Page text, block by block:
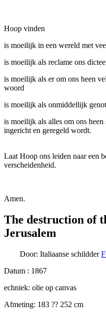
Hoop vinden
is moeilijk in een wereld met
is moeilijk als reclame ons
is moeilijk als er om ons heen
woord
is moeilijk als onmiddellijk
is moeilijk als alles om ons
ingericht en geregeld wordt.
Laat Hoop ons leiden naar een
verscheidenheid.
Amen.
The destruction of
Jerusalem
Door: Italiaanse schildder
Datum : 1867
echniek: olie op canvas
Afmeting: 183 ?? 252 cm